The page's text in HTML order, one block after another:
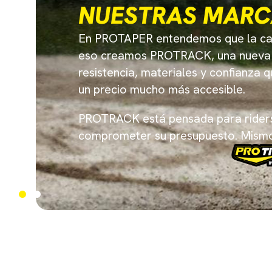
MANUBRIO
Nuevo edición especial.
Manubrio S.E morado
Estilo único!
¡COMPRA AHORA!